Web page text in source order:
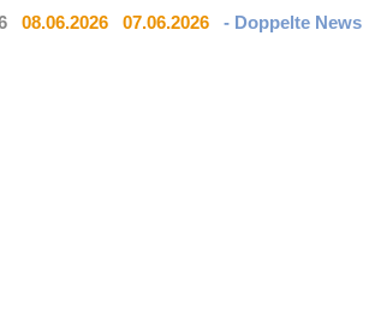
08.06.2026 07.06.2026 - Doppelte News